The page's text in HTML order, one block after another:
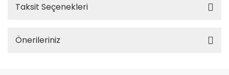
Taksit Seçenekleri
Önerileriniz